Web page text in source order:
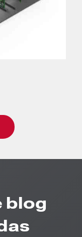
blog